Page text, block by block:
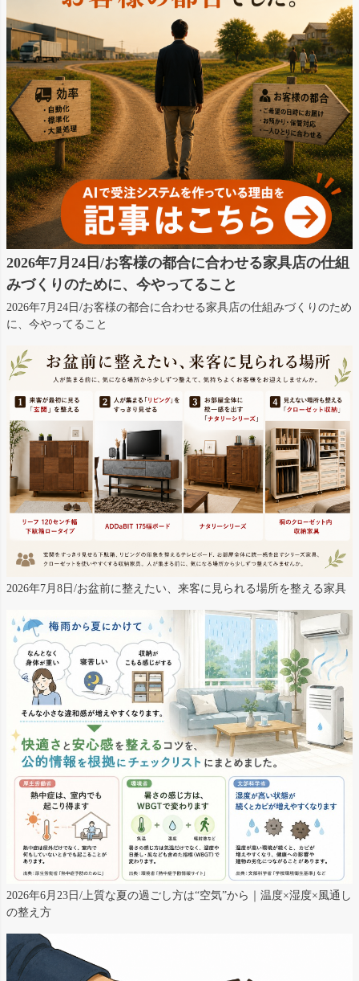
2026年7月24日/お客様の都合に合わせる家具店の仕組
みづくりのために、今やってること
2026年7月24日/お客様の都合に合わせる家具店の仕組みづくりのため
に、今やってること
2026年7月8日/お盆前に整えたい、来客に見られる場所を整える家具
2026年6月23日/上質な夏の過ごし方は“空気”から｜温度×湿度×風通し
の整え方